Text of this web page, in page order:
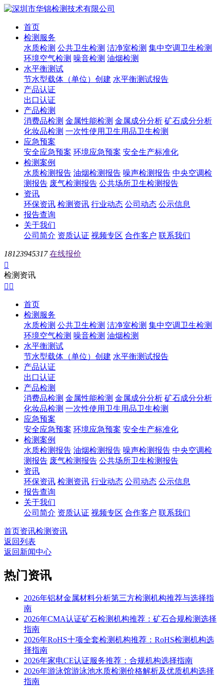
首页
检测服务
水质检测 公共卫生检测 洁净室检测 集中空调卫生检测
环境空气检测 噪音检测 油烟检测
水平衡测试
节水型载体（单位）创建 水平衡测试报告
产品认证
出口认证
产品检测
消费品检测 金属性能检测 金属成分分析 矿石成分分析
化妆品检测 一次性使用卫生用品卫生检测
应急预案
安全应急预案 环境应急预案 安全生产标准化
检测案例
水质检测报告 油烟检测报告 噪声检测报告 中央空调检
测报告 废气检测报告 公共场所卫生检测报告
资讯
环保资讯 检测资讯 行业动态 公司动态 公示信息
报告查询
关于我们
公司简介 资质认证 视频专区 合作客户 联系我们
18123945317 在线报价

检测资讯
 
首页
检测服务
水质检测 公共卫生检测 洁净室检测 集中空调卫生检测
环境空气检测 噪音检测 油烟检测
水平衡测试
节水型载体（单位）创建 水平衡测试报告
产品认证
出口认证
产品检测
消费品检测 金属性能检测 金属成分分析 矿石成分分析
化妆品检测 一次性使用卫生用品卫生检测
应急预案
安全应急预案 环境应急预案 安全生产标准化
检测案例
水质检测报告 油烟检测报告 噪声检测报告 中央空调检
测报告 废气检测报告 公共场所卫生检测报告
资讯
环保资讯 检测资讯 行业动态 公司动态 公示信息
报告查询
关于我们
公司简介 资质认证 视频专区 合作客户 联系我们
首页资讯检测资讯
返回列表
返回新闻中心
热门资讯
2026年铝材金属材料分析第三方检测机构推荐与选择指
南
2026年CMA认证矿石检测机构推荐：矿石合规检测选择
指南
2026年RoHS十项全套检测机构推荐：RoHS检测机构选
择指南
2026年家电CE认证服务推荐：合规机构选择指南
2026年游泳馆游泳池水质检测价格解析及优质机构选择
指南